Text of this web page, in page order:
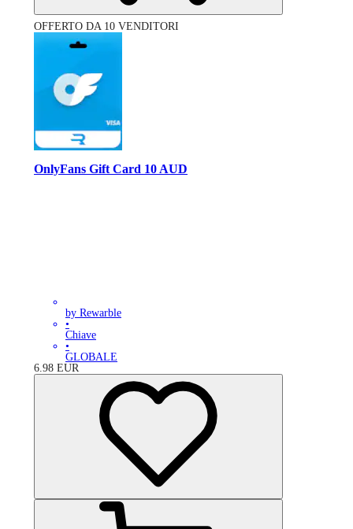
OFFERTO DA 10 VENDITORI
OnlyFans Gift Card 10 AUD
by Rewarble
•
Chiave
•
GLOBALE
6.98 EUR